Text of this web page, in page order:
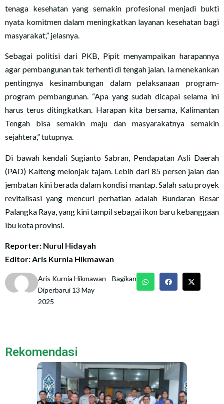
tenaga kesehatan yang semakin profesional menjadi bukti
nyata komitmen dalam meningkatkan layanan kesehatan bagi
masyarakat,” jelasnya.
Sebagai politisi dari PKB, Pipit menyampaikan harapannya
agar pembangunan tak terhenti di tengah jalan. Ia menekankan
pentingnya kesinambungan dalam pelaksanaan program-
program pembangunan. “Apa yang sudah dicapai selama ini
harus terus ditingkatkan. Harapan kita bersama, Kalimantan
Tengah bisa semakin maju dan masyarakatnya semakin
sejahtera,” tutupnya.
Di bawah kendali Sugianto Sabran, Pendapatan Asli Daerah
(PAD) Kalteng melonjak tajam. Lebih dari 85 persen jalan dan
jembatan kini berada dalam kondisi mantap. Salah satu proyek
revitalisasi yang mencuri perhatian adalah Bundaran Besar
Palangka Raya, yang kini tampil sebagai ikon baru kebanggaan
ibu kota provinsi.
Reporter: Nurul Hidayah
Editor: Aris Kurnia Hikmawan
Aris Kurnia Hikmawan
Diperbarui 13 May
2025
Bagikan
Rekomendasi